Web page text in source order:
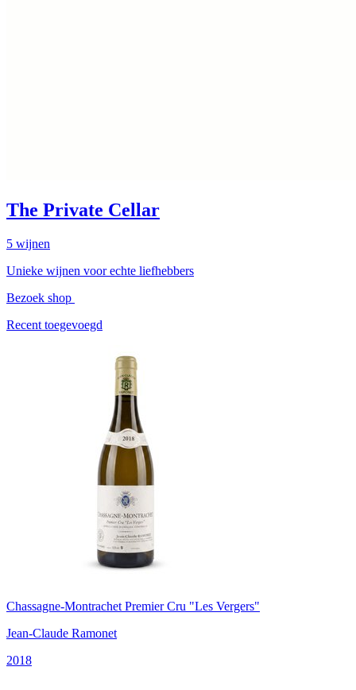
The Private Cellar
5 wijnen
Unieke wijnen voor echte liefhebbers
Bezoek shop
Recent toegevoegd
Chassagne-Montrachet Premier Cru "Les Vergers"
Jean-Claude Ramonet
2018